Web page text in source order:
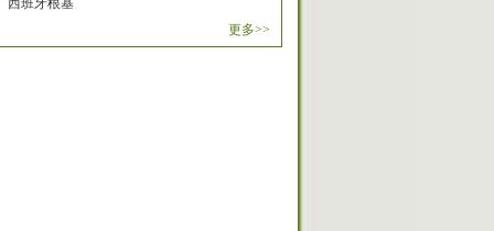
西班牙根基
更多>>